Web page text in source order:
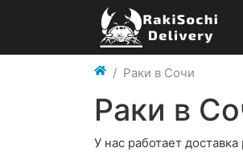
Раки в Сочи
Раки в
У нас работает